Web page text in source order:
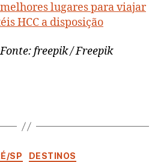
melhores lugares para viajar
HCC a disposição
freepik / Freepik
SP DESTINOS